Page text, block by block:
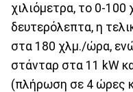
χιλιόμετρα, το 0-100
δευτερόλεπτα, η
στα 180 χλμ./ώρα,
στάνταρ στα 11 kW
(πλήρωση σε 4 ώρες